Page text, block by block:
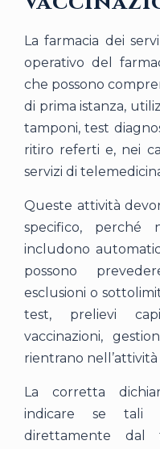
La farmacia dei
operativo del
che possono
di prima istanza,
tamponi, test
ritiro referti e, nei
servizi di
Queste attività
specifico,
includono
possono
esclusioni o
test, prelievi
vaccinazioni,
rientrano nell’attività
La corretta
indicare se tali
direttamente dal